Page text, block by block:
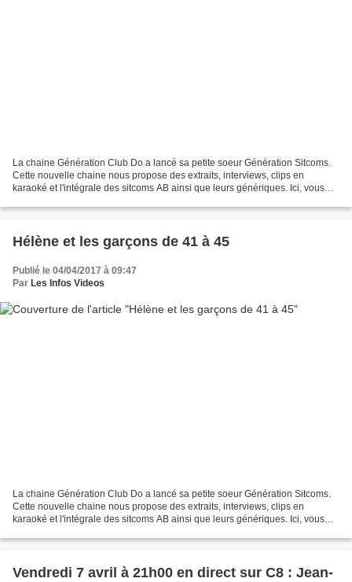
La chaine Génération Club Do a lancé sa petite soeur Génération Sitcoms.
Cette nouvelle chaine nous propose des extraits, interviews, clips en
karaoké et l'intégrale des sitcoms AB ainsi que leurs génériques. Ici, vous
Hélène et les garçons de 41 à 45
Publié le 04/04/2017 à 09:47
Par Les Infos Videos
La chaine Génération Club Do a lancé sa petite soeur Génération Sitcoms.
Cette nouvelle chaine nous propose des extraits, interviews, clips en
karaoké et l'intégrale des sitcoms AB ainsi que leurs génériques. Ici, vous
Vendredi 7 avril à 21h00 en direct sur C8 : Jean-